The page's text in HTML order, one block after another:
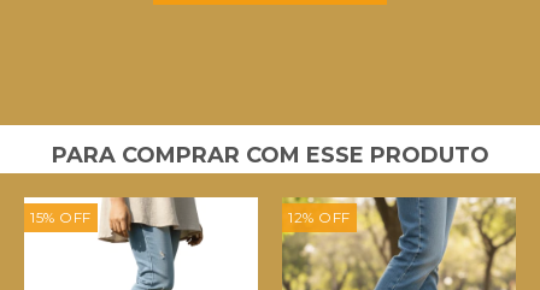
PARA COMPRAR COM ESSE PRODUTO
15% OFF 12% OFF